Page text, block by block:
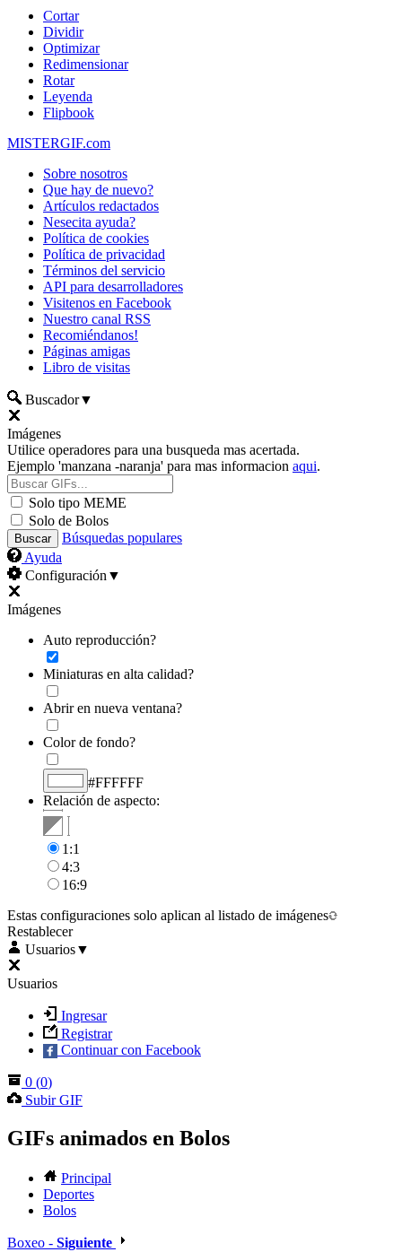
Cortar
Dividir
Optimizar
Redimensionar
Rotar
Leyenda
Flipbook
MISTERGIF.com
Sobre nosotros
Que hay de nuevo?
Artículos redactados
Nesecita ayuda?
Política de cookies
Política de privacidad
Términos del servicio
API para desarrolladores
Visitenos en Facebook
Nuestro canal RSS
Recomiéndanos!
Páginas amigas
Libro de visitas
Buscador▼
Imágenes
Utilice operadores para una busqueda mas acertada.
Ejemplo 'manzana -naranja' para mas informacion aqui.
Solo tipo MEME
Solo de Bolos
Búsquedas populares
Ayuda
Configuración ▼
Imágenes
Auto reproducción?
Miniaturas en alta calidad?
Abrir en nueva ventana?
Color de fondo?
#FFFFFF
Relación de aspecto:
1:1
4:3
16:9
Estas configuraciones solo aplican al listado de imágenes
Restablecer
Usuarios▼
Usuarios
Ingresar
Registrar
Continuar con Facebook
0 (0)
Subir GIF
GIFs animados en Bolos
Principal
Deportes
Bolos
Boxeo - Siguiente